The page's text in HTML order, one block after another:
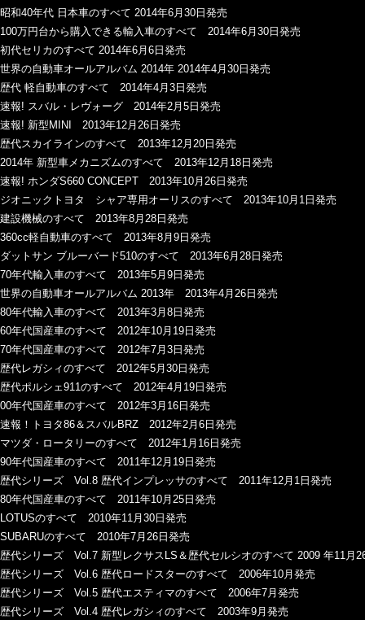
昭和40年代 日本車のすべて 2014年6月30日発売
100万円台から購入できる輸入車のすべて 2014年6月30日発売
初代セリカのすべて 2014年6月6日発売
世界の自動車オールアルバム 2014年 2014年4月30日発売
歴代 軽自動車のすべて 2014年4月3日発売
速報! スバル・レヴォーグ 2014年2月5日発売
速報! 新型MINI 2013年12月26日発売
歴代スカイラインのすべて 2013年12月20日発売
2014年 新型車メカニズムのすべて 2013年12月18日発売
速報! ホンダS660 CONCEPT 2013年10月26日発売
ジオニックトヨタ シャア専用オーリスのすべて 2013年10月1日発売
建設機械のすべて 2013年8月28日発売
360cc軽自動車のすべて 2013年8月9日発売
ダットサン ブルーバード510のすべて 2013年6月28日発売
70年代輸入車のすべて 2013年5月9日発売
世界の自動車オールアルバム 2013年 2013年4月26日発売
80年代輸入車のすべて 2013年3月8日発売
60年代国産車のすべて 2012年10月19日発売
70年代国産車のすべて 2012年7月3日発売
歴代レガシィのすべて 2012年5月30日発売
歴代ポルシェ911のすべて 2012年4月19日発売
00年代国産車のすべて 2012年3月16日発売
速報！トヨタ86＆スバルBRZ 2012年2月6日発売
マツダ・ロータリーのすべて 2012年1月16日発売
90年代国産車のすべて 2011年12月19日発売
歴代シリーズ Vol.8 歴代インプレッサのすべて 2011年12月1日発売
80年代国産車のすべて 2011年10月25日発売
LOTUSのすべて 2010年11月30日発売
SUBARUのすべて 2010年7月26日発売
歴代シリーズ Vol.7 新型レクサスLS＆歴代セルシオのすべて 2009 年11月
歴代シリーズ Vol.6 歴代ロードスターのすべて 2006年10月発売
歴代シリーズ Vol.5 歴代エスティマのすべて 2006年7月発売
歴代シリーズ Vol.4 歴代レガシィのすべて 2003年9月発売